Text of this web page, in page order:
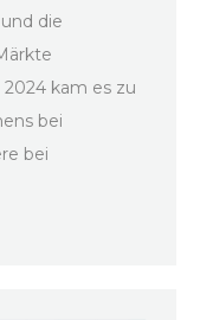
die
kam es zu
bei
bei